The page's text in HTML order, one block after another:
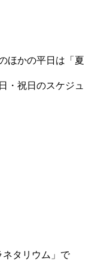
ほかの平日は「夏
・祝日のスケジュ
ネタリウム」で